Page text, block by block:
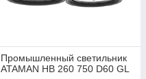
Промышленный светильник
ATAMAN HB 260 750 D60 GL